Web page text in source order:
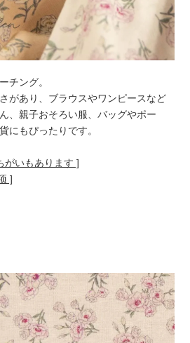
チング。
があり、ブラウスやワンピースなど
、親子おそろい服、バッグやポー
にもぴったりです。
がいもあります ]
]